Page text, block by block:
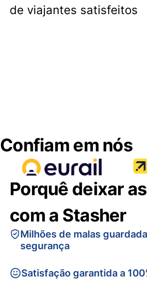
de viajantes satisfeitos
Confiam em nós
Porquê deixar
com a Stasher
Milhões de malas
segurança
Satisfação garantida a